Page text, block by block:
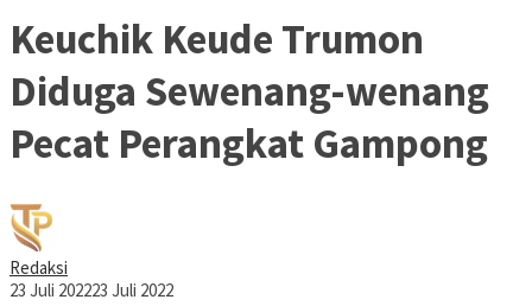
Keuchik Keude Trumon
Diduga Sewenang-wenang
Pecat Perangkat Gampong
Redaksi
23 Juli 202223 Juli 2022